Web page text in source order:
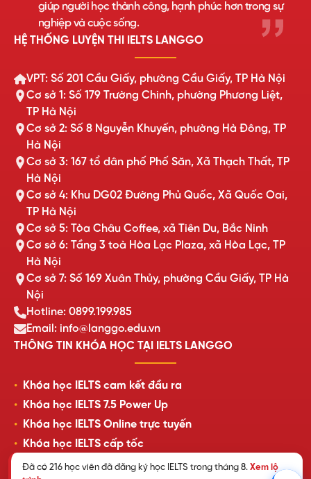
Đã có 216 học viên đã đăng ký học IELTS trong tháng 8. Xem lộ
giúp người học thành công, hạnh phúc hơn trong sự
nghiệp và cuộc sống.
HỆ THỐNG LUYỆN THI IELTS LANGGO
VPT: Số 201 Cầu Giấy, phường Cầu Giấy, TP Hà Nội
Cơ sở 1: Số 179 Trường Chinh, phường Phương Liệt,
TP Hà Nội
Cơ sở 2: Số 8 Nguyễn Khuyến, phường Hà Đông, TP
Hà Nội
Cơ sở 3: 167 tổ dân phố Phố Săn, Xã Thạch Thất, TP
Hà Nội
Cơ sở 4: Khu DG02 Đường Phủ Quốc, Xã Quốc Oai,
TP Hà Nội
Cơ sở 5: Tòa Châu Coffee, xã Tiên Du, Bắc Ninh
Cơ sở 6: Tầng 3 toà Hòa Lạc Plaza, xã Hòa Lạc, TP
Hà Nội
Cơ sở 7: Số 169 Xuân Thủy, phường Cầu Giấy, TP Hà
Nội
Hotline: 0899.199.985
Email: info@langgo.edu.vn
THÔNG TIN KHÓA HỌC TẠI IELTS LANGGO
Khóa học IELTS cam kết đầu ra
Khóa học IELTS 7.5 Power Up
Khóa học IELTS Online trực tuyến
Khóa học IELTS cấp tốc
Lịch khai giảng lớp học mới nhất